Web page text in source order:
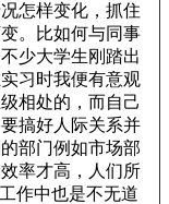
怎样变化，抓住
。比如何与同事
少大学生刚踏出
习时我便有意观
相处的，而自己
搞好人际关系并
部门例如市场部
率才高，人们所
作中也是不无道